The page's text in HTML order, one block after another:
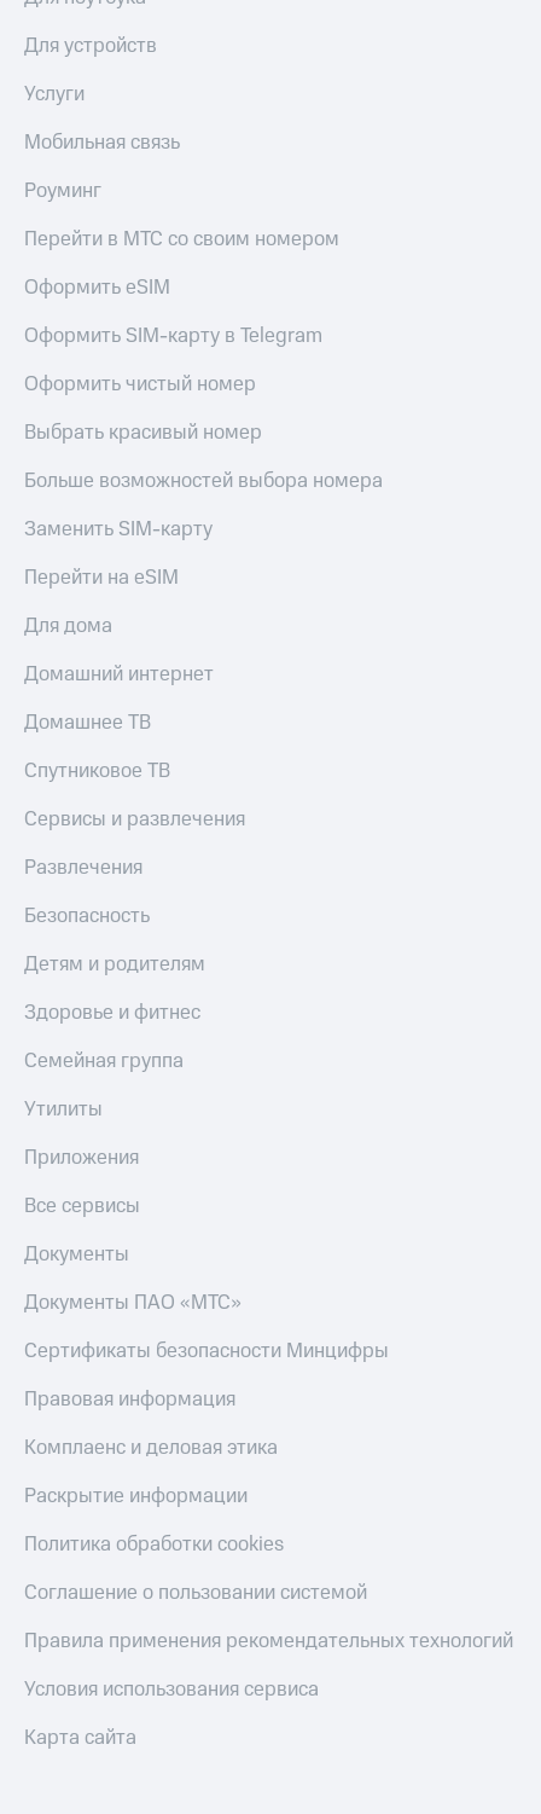
Для устройств
Услуги
Мобильная связь
Роуминг
Перейти в МТС со своим номером
Оформить eSIM
Оформить SIM-карту в Telegram
Оформить чистый номер
Выбрать красивый номер
Больше возможностей выбора номера
Заменить SIM-карту
Перейти на eSIM
Для дома
Домашний интернет
Домашнее ТВ
Спутниковое ТВ
Сервисы и развлечения
Развлечения
Безопасность
Детям и родителям
Здоровье и фитнес
Семейная группа
Утилиты
Приложения
Все сервисы
Документы
Документы ПАО «МТС»
Сертификаты безопасности Минцифры
Правовая информация
Комплаенс и деловая этика
Раскрытие информации
Политика обработки cookies
Соглашение о пользовании системой
Правила применения рекомендательных технологий
Условия использования сервиса
Карта сайта